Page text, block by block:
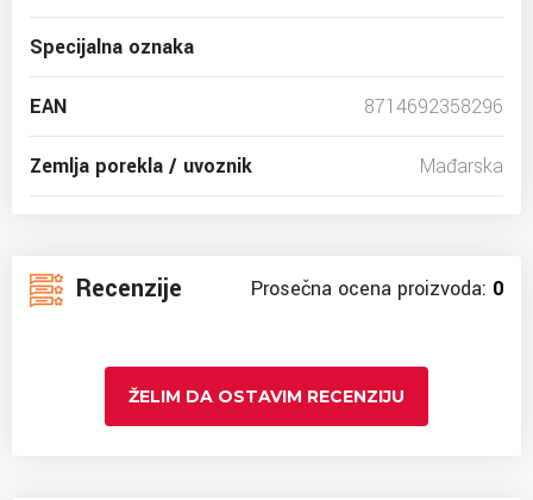
Specijalna oznaka
EAN 8714692358296
Zemlja porekla / uvoznik Mađarska
Recenzije Prosečna ocena proizvoda: 0
ŽELIM DA OSTAVIM RECENZIJU